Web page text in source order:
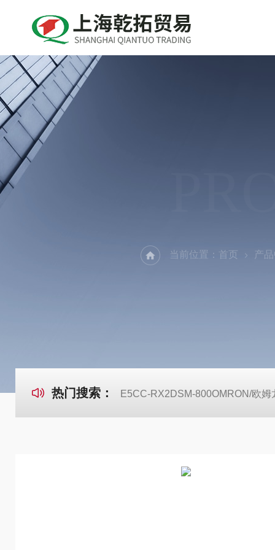
当前位置： 首页 产
热门搜索： E5CC-RX2DSM-800OMRON/欧